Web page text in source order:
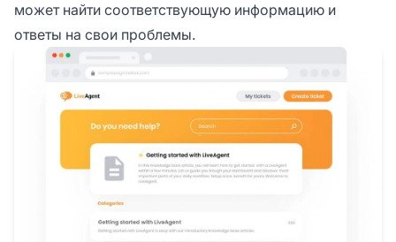
может найти соответствующую информацию и
ответы на свои проблемы.